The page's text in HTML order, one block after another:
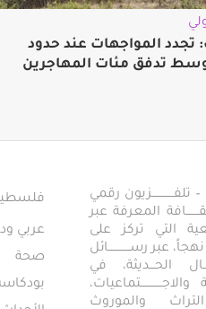
تجدد المواجهات عند حدود
وسط تدفق مئات المهاجرين
رقمي
المعرفة عبر
التي تركز على
عبر رســــــــــــائل
الحـــديثة، في
والموروث
عربي
صحة